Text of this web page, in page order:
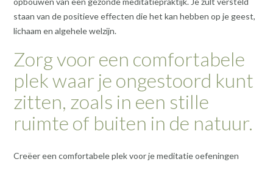
staan van de positieve effecten die het kan hebben op je geest,
lichaam en algehele welzijn.
Zorg voor een comfortabele
plek waar je ongestoord kunt
zitten, zoals in een stille
ruimte of buiten in de natuur.
Creëer een comfortabele plek voor je meditatie oefeningen